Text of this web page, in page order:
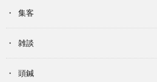
集客
雑談
頭鍼